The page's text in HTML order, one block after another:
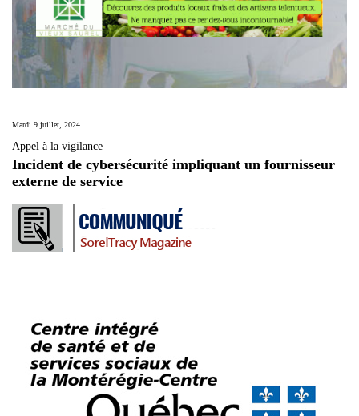
Mardi 9 juillet, 2024
Appel à la vigilance
Incident de cybersécurité impliquant un fournisseur
externe de service